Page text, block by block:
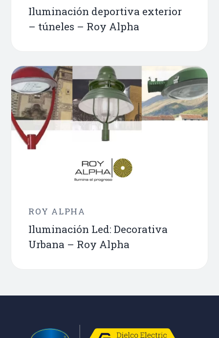
Iluminación deportiva exterior
– túneles – Roy Alpha
ROY ALPHA
Iluminación Led: Decorativa
Urbana – Roy Alpha